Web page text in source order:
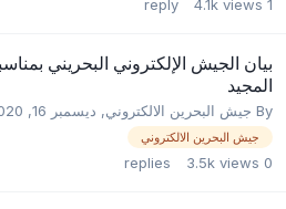
1
reply 4.1k views
بيان الجيش الإلكتروني البحريني
المجيد
By جيش البحرين الالكتروني, ديسمبر 16, 2020
جيش البحرين الالكتروني
0
replies 3.5k views